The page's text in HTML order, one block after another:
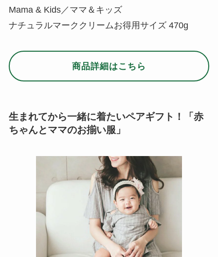
Mama & Kids／ママ＆キッズ
ナチュラルマーククリームお得用サイズ 470g
商品詳細はこちら
生まれてから一緒に着たいペアギフト！「赤
ちゃんとママのお揃い服」